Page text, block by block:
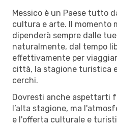
Messico è un Paese tutto
cultura e arte. Il momento
dipenderà sempre dalle
naturalmente, dal tempo
effettivamente per
città, la stagione turistica
cerchi.
Dovresti anche aspettarti
l’alta stagione, ma
e l'offerta culturale e